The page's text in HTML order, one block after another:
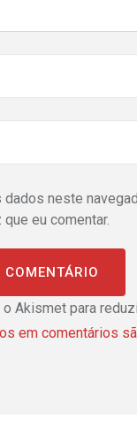
dados neste
eu comentar.
Akismet para
em comentários